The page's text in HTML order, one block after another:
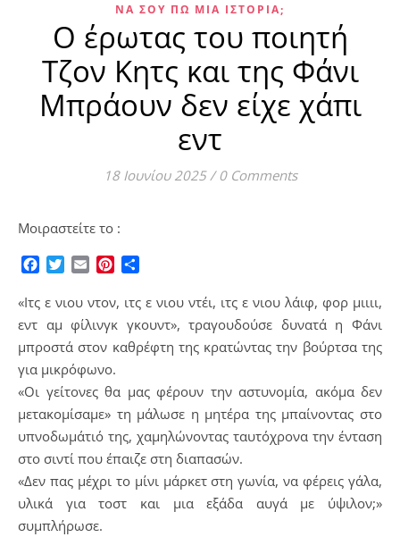
ΝΑ ΣΟΥ ΠΩ ΜΙΑ ΙΣΤΟΡΊΑ;
Ο έρωτας του ποιητή
Τζον Κητς και της Φάνι
Μπράουν δεν είχε χάπι
εντ
18 Ιουνίου 2025 / 0 Comments
Μοιραστείτε το :
Facebook
TwitterEmailPinterest
«Ιτς ε νιου ντον, ιτς ε νιου ντέι, ιτς ε νιου λάιφ, φορ μιιιι,
εντ αμ φίλινγκ γκουντ», τραγουδούσε δυνατά η Φάνι
μπροστά στον καθρέφτη της κρατώντας την βούρτσα της
για μικρόφωνο.
«Οι γείτονες θα μας φέρουν την αστυνομία, ακόμα δεν
μετακομίσαμε» τη μάλωσε η μητέρα της μπαίνοντας στο
υπνοδωμάτιό της, χαμηλώνοντας ταυτόχρονα την ένταση
στο σιντί που έπαιζε στη διαπασών.
«Δεν πας μέχρι το μίνι μάρκετ στη γωνία, να φέρεις γάλα,
υλικά για τοστ και μια εξάδα αυγά με ύψιλον;»
συμπλήρωσε.